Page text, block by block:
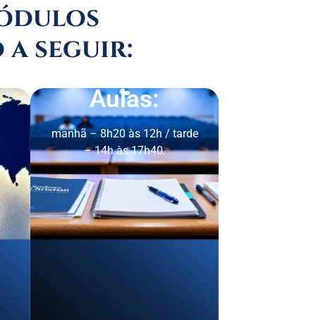
seguir:
Aulas:
manhã – 8h20 às 12h / tarde
– 14h às 17h40.